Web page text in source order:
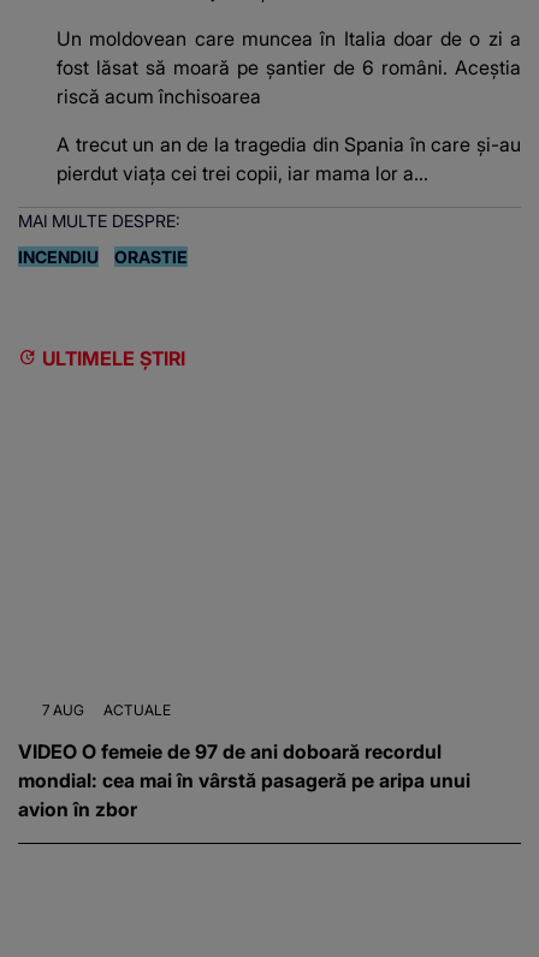
Un moldovean care muncea în Italia doar de o zi a
fost lăsat să moară pe şantier de 6 români. Aceștia
riscă acum închisoarea
A trecut un an de la tragedia din Spania în care și-au
pierdut viața cei trei copii, iar mama lor a…
MAI MULTE DESPRE:
INCENDIU
ORASTIE
ULTIMELE ȘTIRI
7 AUG ACTUALE
VIDEO O femeie de 97 de ani doboară recordul
mondial: cea mai în vârstă pasageră pe aripa unui
avion în zbor